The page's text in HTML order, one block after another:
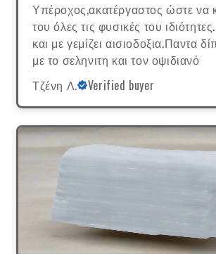
Υπέροχος,ακατέργαστος ώστε να
του όλες τις φυσικές του
και με γεμίζει αισιοδοξια.Παντα
με το σεληνιτη και τον οψιδιανό
Τζένη Λ.
Verified buyer